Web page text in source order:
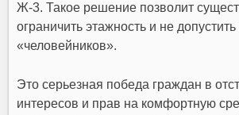
Ж-3. Такое решение позволит
ограничить этажность и не
«человейников».
Это серьезная победа граждан в
интересов и прав на комфортную